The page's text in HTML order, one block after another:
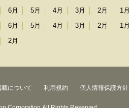
6月 5月 4月 3月 2月
1月
6月 5月 4月 3月 2月
1月
2月
について 利用規約 個人情報保護方針